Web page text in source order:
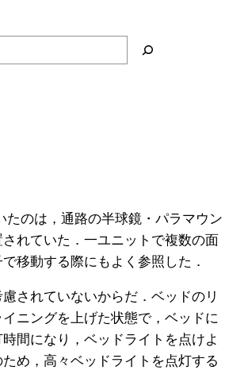
のは，通路の半球鏡・パラマウン
れていた．一ユニットで複数の面
移動する際にもよく参照した．
されていないからだ．ベッドのリ
ニングを上げた状態で，ベッドに
間になり，ベッドライトを点けよ
め，高々ベッドライトを点灯する